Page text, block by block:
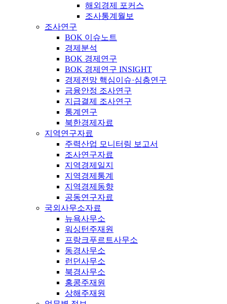
해외경제 포커스
조사통계월보
조사연구
BOK 이슈노트
경제분석
BOK 경제연구
BOK 경제연구 INSIGHT
경제전망 핵심이슈·심층연구
금융안정 조사연구
지급결제 조사연구
통계연구
북한경제자료
지역연구자료
주력산업 모니터링 보고서
조사연구자료
지역경제일지
지역경제통계
지역경제동향
공동연구자료
국외사무소자료
뉴욕사무소
워싱턴주재원
프랑크푸르트사무소
동경사무소
런던사무소
북경사무소
홍콩주재원
상해주재원